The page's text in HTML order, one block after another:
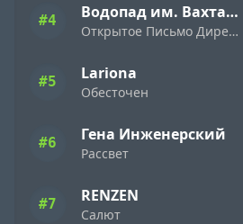
#4 Водопад им. Вахтанга Кикабидзе
Открытое Письмо Директору Фирмы «Ямаха» ( 1989 )
#5 Lariona
Обесточен
#6 Гена Инженерский
Рассвет
#7 RENZEN
Салют